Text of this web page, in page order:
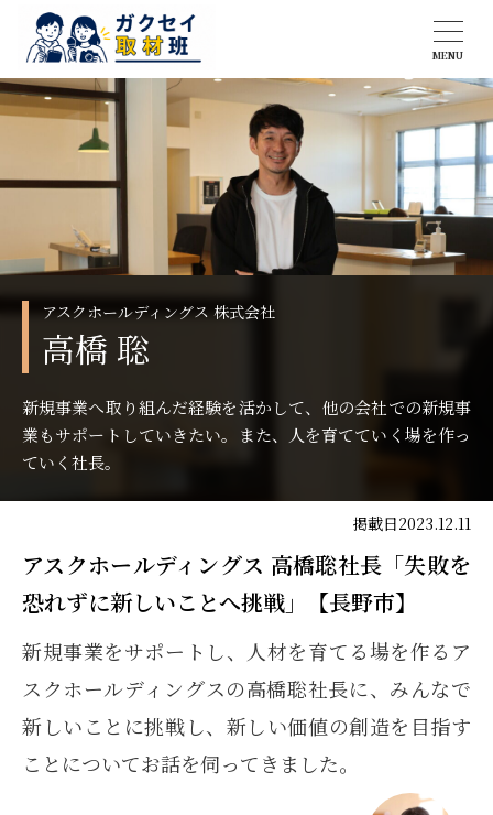
MENU
アスクホールディングス 株式会社
高橋 聡
新規事業へ取り組んだ経験を活かして、他の会社での新規事
業もサポートしていきたい。また、人を育てていく場を作っ
ていく社長。
掲載日2023.12.11
アスクホールディングス 高橋聡社長「失敗を
恐れずに新しいことへ挑戦」【長野市】
新規事業をサポートし、人材を育てる場を作るア
スクホールディングスの高橋聡社長に、みんなで
新しいことに挑戦し、新しい価値の創造を目指す
ことについてお話を伺ってきました。